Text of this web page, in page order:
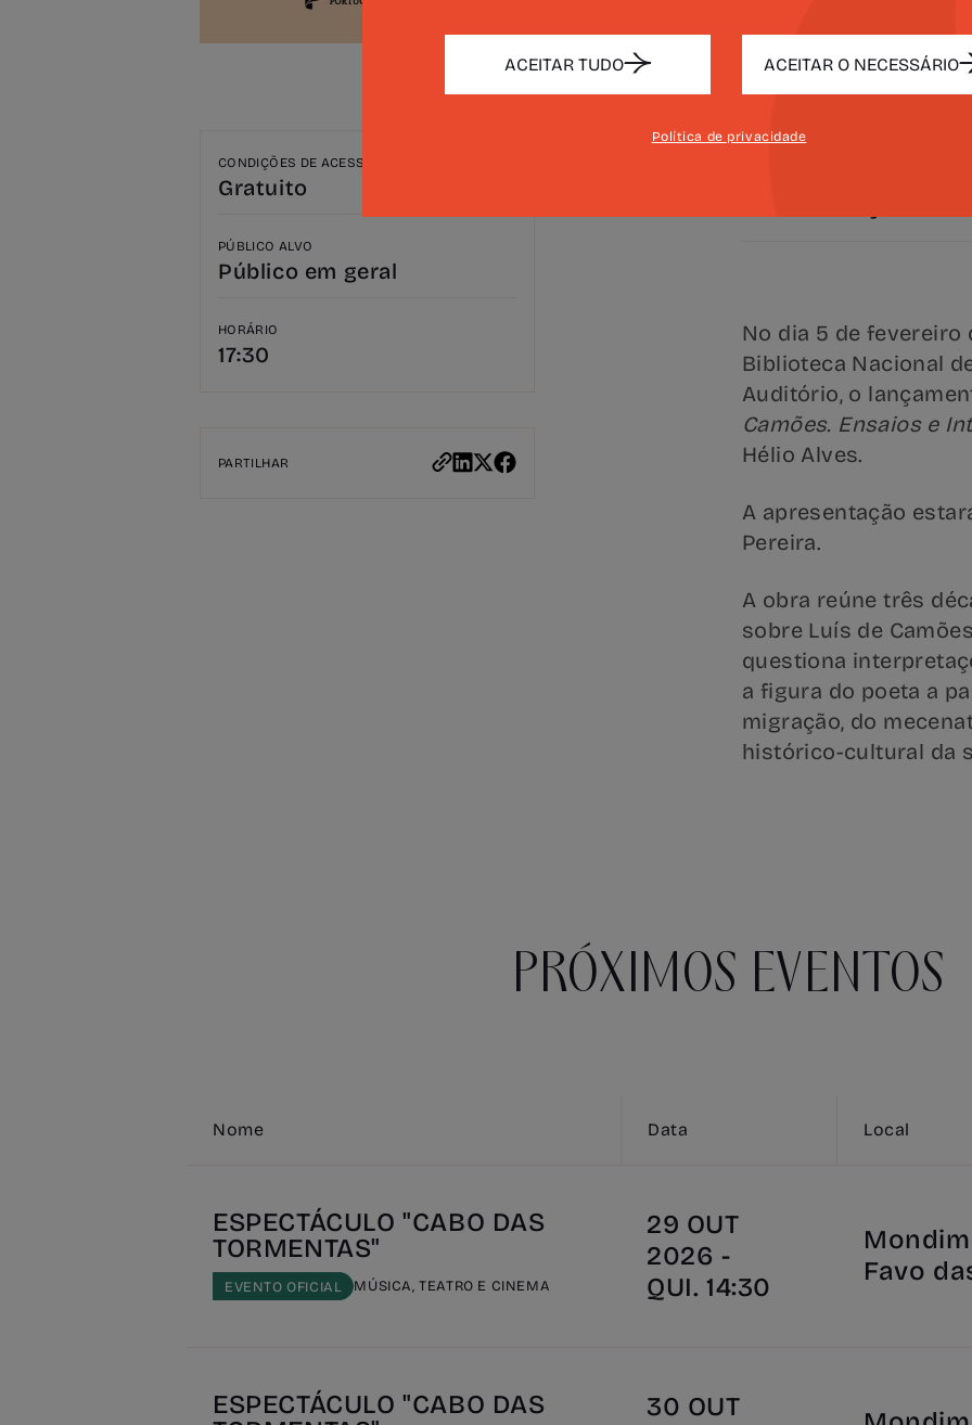
CONDIÇÕES DE ACESSO
Gratuito
PÚBLICO ALVO
Público em geral
HORÁRIO
17:30
PARTILHAR
No dia 5 de fevereiro
Biblioteca Nacional
Auditório, o
Camões. Ensaios e
Hélio Alves.
A apresentação
Pereira.
A obra reúne três
sobre Luís de
questiona
a figura do poeta a
migração, do
histórico-cultural da
PRÓXIMOS EVENTOS
Nome Data Local
ESPECTÁCULO "CABO DAS
TORMENTAS"
EVENTO OFICIAL MÚSICA, TEATRO E CINEMA
29 OUT
2026 -
QUI. 14:30
Favo
ESPECTÁCULO "CABO DAS
30 OUT
ACEITAR TUDO ACEITAR O NECESSÁRIO
Política de privacidade